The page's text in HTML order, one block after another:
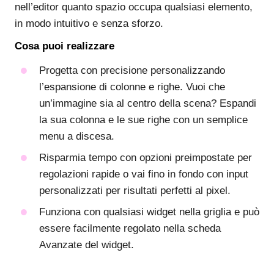
nell’editor quanto spazio occupa qualsiasi elemento,
in modo intuitivo e senza sforzo.
Cosa puoi realizzare
Progetta con precisione personalizzando
l’espansione di colonne e righe. Vuoi che
un’immagine sia al centro della scena? Espandi
la sua colonna e le sue righe con un semplice
menu a discesa.
Risparmia tempo con opzioni preimpostate per
regolazioni rapide o vai fino in fondo con input
personalizzati per risultati perfetti al pixel.
Funziona con qualsiasi widget nella griglia e può
essere facilmente regolato nella scheda
Avanzate del widget.